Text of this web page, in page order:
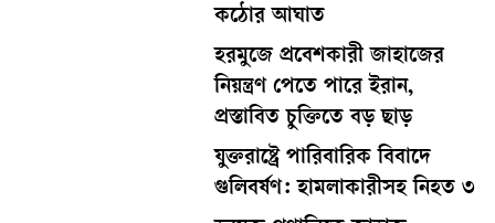
কঠোর আঘাত
হরমুজে প্রবেশকারী জাহাজের
নিয়ন্ত্রণ পেতে পারে ইরান,
প্রস্তাবিত চুক্তিতে বড় ছাড়
যুক্তরাষ্ট্রে পারিবারিক বিবাদে
গুলিবর্ষণ: হামলাকারীসহ নিহত ৩